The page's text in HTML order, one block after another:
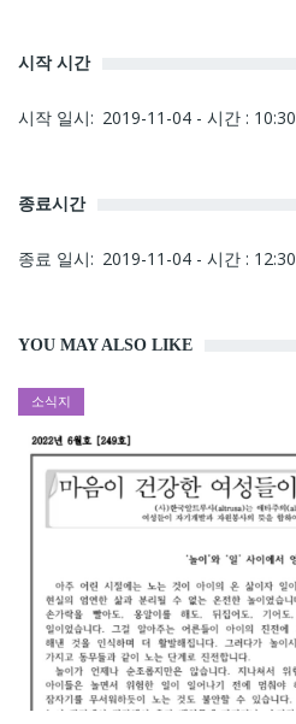
시작 시간
시작 일시 2019-11-04 - 시간 : 10:30
종료시간
종료 일시 2019-11-04 - 시간 : 12:30
YOU MAY ALSO LIKE
소식지